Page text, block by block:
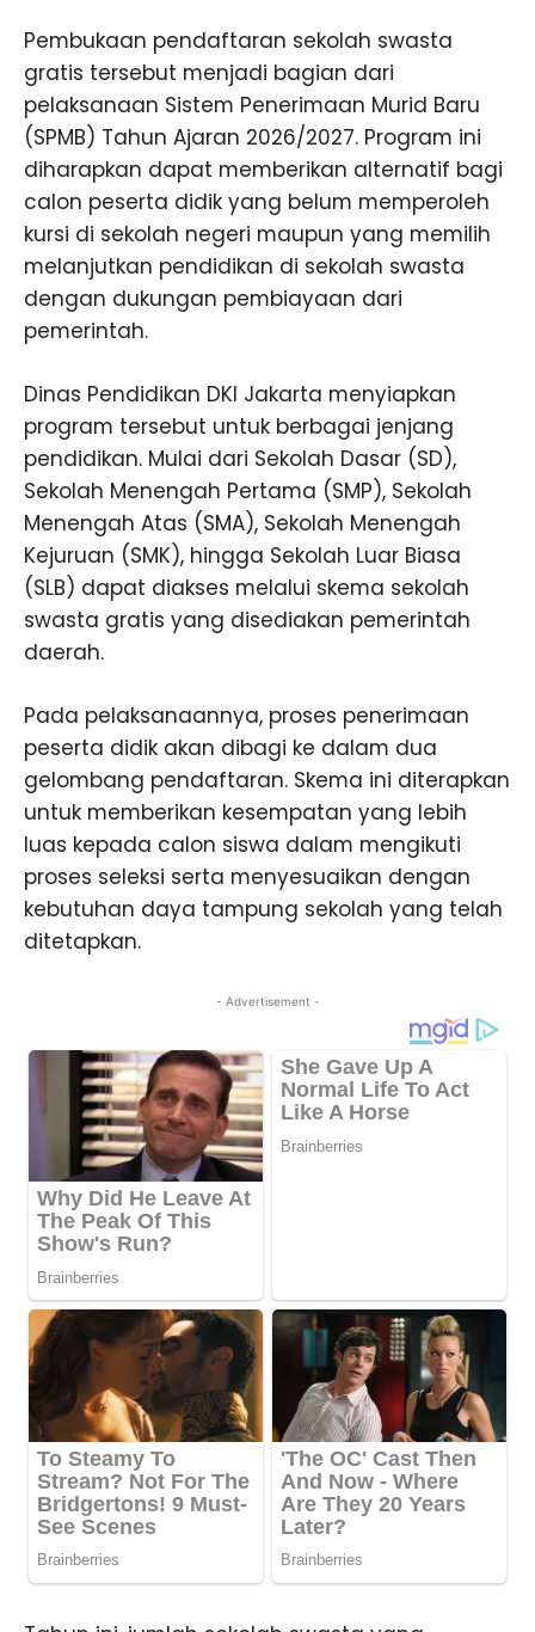
Pembukaan pendaftaran sekolah swasta
gratis tersebut menjadi bagian dari
pelaksanaan Sistem Penerimaan Murid Baru
(SPMB) Tahun Ajaran 2026/2027. Program ini
diharapkan dapat memberikan alternatif bagi
calon peserta didik yang belum memperoleh
kursi di sekolah negeri maupun yang memilih
melanjutkan pendidikan di sekolah swasta
dengan dukungan pembiayaan dari
pemerintah.
Dinas Pendidikan DKI Jakarta menyiapkan
program tersebut untuk berbagai jenjang
pendidikan. Mulai dari Sekolah Dasar (SD),
Sekolah Menengah Pertama (SMP), Sekolah
Menengah Atas (SMA), Sekolah Menengah
Kejuruan (SMK), hingga Sekolah Luar Biasa
(SLB) dapat diakses melalui skema sekolah
swasta gratis yang disediakan pemerintah
daerah.
Pada pelaksanaannya, proses penerimaan
peserta didik akan dibagi ke dalam dua
gelombang pendaftaran. Skema ini diterapkan
untuk memberikan kesempatan yang lebih
luas kepada calon siswa dalam mengikuti
proses seleksi serta menyesuaikan dengan
kebutuhan daya tampung sekolah yang telah
ditetapkan.
- Advertisement -